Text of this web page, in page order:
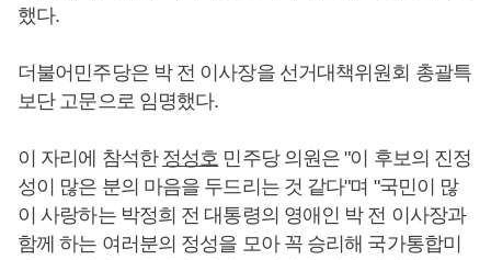
했다.
더불어민주당은 박 전 이사장을 선거대책위원회 총괄특
보단 고문으로 임명했다.
이 자리에 참석한 정성호 민주당 의원은 "이 후보의 진정
성이 많은 분의 마음을 두드리는 것 같다"며 "국민이 많
이 사랑하는 박정희 전 대통령의 영애인 박 전 이사장과
함께 하는 여러분의 정성을 모아 꼭 승리해 국가통합미